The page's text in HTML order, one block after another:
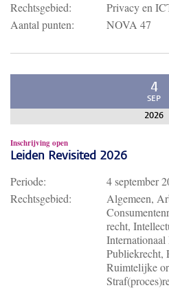
Rechtsgebied:
Privacy en
Aantal punten:
NOVA 47
4
SEP
2026
Inschrijving open
Leiden Revisited 2026
Periode:
4 september
Rechtsgebied:
Algemeen,
recht,
Internationaal
Publiekrecht,
Ruimtelijke